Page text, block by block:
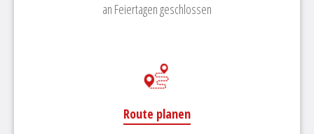
an Feiertagen geschlossen
Route planen